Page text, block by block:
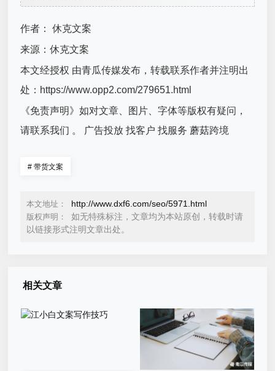
作者： 休克文案
来源：休克文案
本文经授权 由青瓜传媒发布，转载联系作者并注明出
处：https://www.opp2.com/279651.html
《免责声明》如对文章、图片、字体等版权有疑问，
请联系我们 。 广告投放 找客户 找服务 蘑菇跨境
# 带货文案
本文地址： http://www.dxf6.com/seo/5971.html
版权声明：
如无特殊标注，文章均为本站原创，转载时请
以链接形式注明文章出处。
相关文章